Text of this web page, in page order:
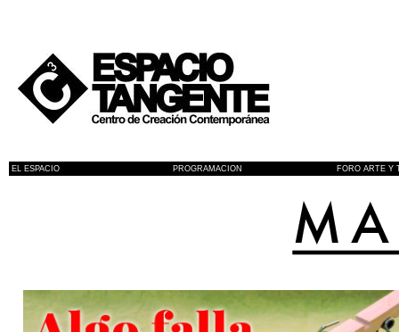
EL ESPACIO PROGRAMACION FORO ARTE Y